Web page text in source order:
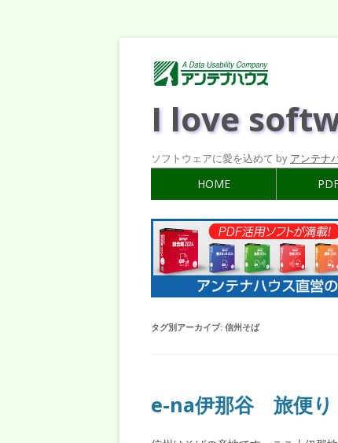
I love
ソフトウェアに愛を込めて by アンテナ
HOME
タグ別アーカイブ: 信州そば
e-na伊那谷 旅便り